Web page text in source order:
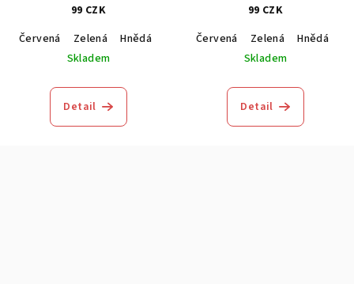
99 CZK
Červená
Zelená Hnědá
Modrá
Skladem
Detail
99 CZK
Červená
Zelená Hnědá
Skladem
Detail